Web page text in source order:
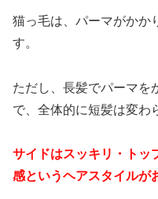
猫っ毛は、パーマがかか
す。
ただし、長髪でパーマを
で、全体的に短髪は変わ
サイドはスッキリ・トッ
感というヘアスタイルが